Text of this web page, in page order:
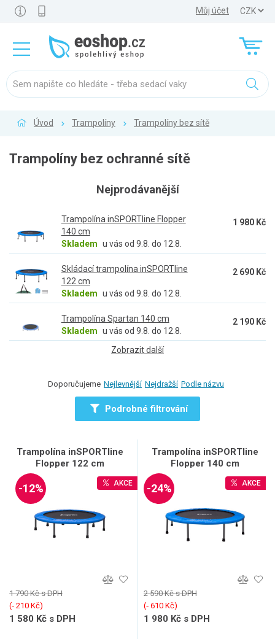
Můj účet
Úvod Trampolíny Trampolíny bez sítě
Trampolíny bez ochranné sítě
Nejprodávanější
Trampolína inSPORTline Flopper
140 cm
Skladem u vás od 9.8. do 12.8.
1 980 Kč
Skládací trampolína inSPORTline
122 cm
Skladem u vás od 9.8. do 12.8.
2 690 Kč
Trampolína Spartan 140 cm
Skladem u vás od 9.8. do 12.8.
2 190 Kč
Zobrazit další
Doporučujeme Nejlevnější Nejdražší Podle názvu
Podrobné filtrování
Trampolína inSPORTline
Flopper 122 cm
AKCE
-12%
1 790 Kč s DPH
(‐ 210 Kč)
1 580 Kč s DPH
Trampolína inSPORTline
Flopper 140 cm
AKCE
-24%
2 590 Kč s DPH
(‐ 610 Kč)
1 980 Kč s DPH